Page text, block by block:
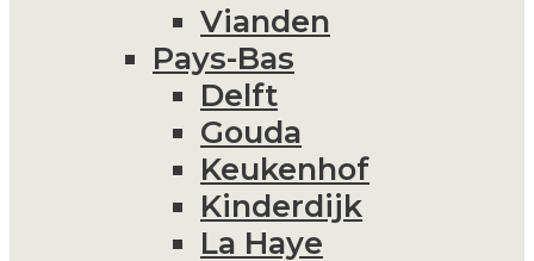
Vianden
Pays-Bas
Delft
Gouda
Keukenhof
Kinderdijk
La Haye